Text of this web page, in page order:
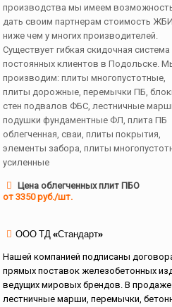
производства мы имеем
дать своим партнерам стоимость
ниже чем у многих производителей.
Существует гибкая скидочная
постоянных клиентов в Подольске.
производим: плиты многопустотные,
плиты дорожные, перемычки ПБ,
стен подвалов ФБС, лестничные
подушки фундаментные ФЛ, плита ПБ
облегченная, сваи, плиты покрытия,
элементы забора, плиты
усиленные
Цена облегченных плит ПБО
от 3350 руб./шт.
ООО ТД «Стандарт»
Нашей компанией подписаны
прямых поставок железобетонных
ведущих мировых брендов. В продаже
лестничные марши, перемычки,